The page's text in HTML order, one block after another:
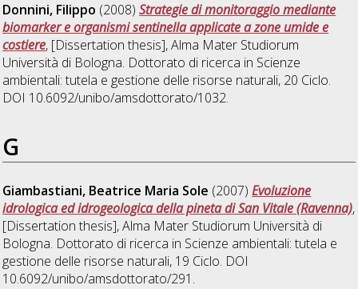
Donnini, Filippo (2008)Strategie di monitoraggio mediante
biomarker e organismi sentinella applicate a zone umide e
costiere, [Dissertation thesis], Alma Mater Studiorum
Università di Bologna. Dottorato di ricerca in Scienze
ambientali: tutela e gestione delle risorse naturali, 20 Ciclo.
DOI 10.6092/unibo/amsdottorato/1032.
G
Giambastiani, Beatrice Maria Sole (2007)Evoluzione
idrologica ed idrogeologica della pineta di San Vitale (Ravenna),
[Dissertation thesis], Alma Mater Studiorum Università di
Bologna. Dottorato di ricerca in Scienze ambientali: tutela e
gestione delle risorse naturali, 19 Ciclo. DOI
10.6092/unibo/amsdottorato/291.